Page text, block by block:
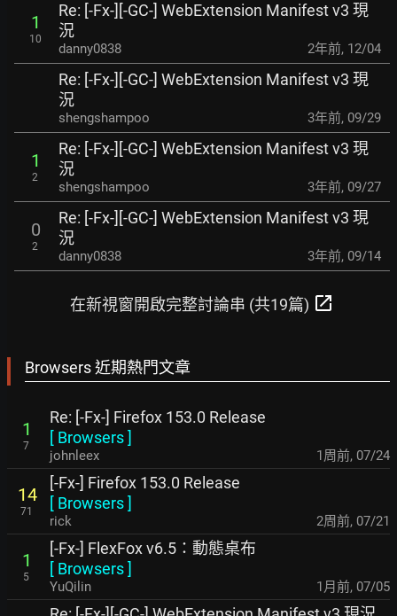
1
10
Re: [-Fx-][-GC-] WebExtension Manifest v3 現
況
danny0838 2年前, 12/04
Re: [-Fx-][-GC-] WebExtension Manifest v3 現
況
shengshampoo 3年前, 09/29
1
2
Re: [-Fx-][-GC-] WebExtension Manifest v3 現
況
shengshampoo 3年前, 09/27
0
2
Re: [-Fx-][-GC-] WebExtension Manifest v3 現
況
danny0838 3年前, 09/14
在新視窗開啟完整討論串 (共19篇) open_in_new
Browsers 近期熱門文章
1
7
Re: [-Fx-] Firefox 153.0 Release
[ Browsers]
johnleex 1周前, 07/24
14
71
[-Fx-] Firefox 153.0 Release
[ Browsers]
rick 2周前, 07/21
1
5
[-Fx-] FlexFox v6.5：動態桌布
[ Browsers]
YuQilin 1月前, 07/05